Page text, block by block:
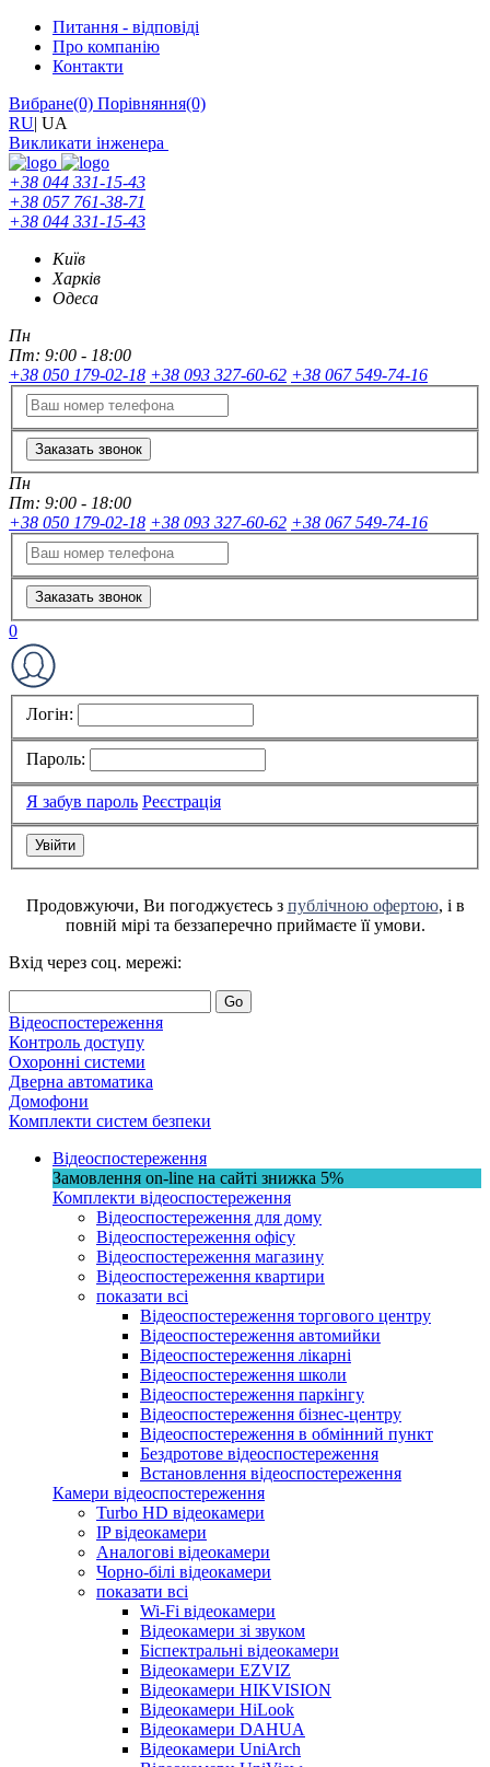
Питання - відповіді
Про компанію
Контакти
Вибране(0) Порівняння(0)
RU| UA
Викликати інженера
+38 044 331-15-43
+38 057 761-38-71
+38 044 331-15-43
Київ
Харків
Одеса
Пн
Пт: 9:00 - 18:00
+38 050 179-02-18 +38 093 327-60-62 +38 067 549-74-16
Заказать звонок
Пн
Пт: 9:00 - 18:00
+38 050 179-02-18 +38 093 327-60-62 +38 067 549-74-16
Заказать звонок
0
Логін:
Пароль:
Я забув пароль Реєстрація
Продовжуючи, Ви погоджуєтесь з публічною офертою, і в
повній мірі та беззаперечно приймаєте її умови.
Вхід через соц. мережі:
Go
Відеоспостереження
Контроль доступу
Охоронні системи
Дверна автоматика
Домофони
Комплекти систем безпеки
Відеоспостереження
Замовлення on-line на сайті знижка 5%
Комплекти відеоспостереження
Відеоспостереження для дому
Відеоспостереження офісу
Відеоспостереження магазину
Відеоспостереження квартири
показати всі
Відеоспостереження торгового центру
Відеоспостереження автомийки
Відеоспостереження лікарні
Відеоспостереження школи
Відеоспостереження паркінгу
Відеоспостереження бізнес-центру
Відеоспостереження в обмінний пункт
Бездротове відеоспостереження
Встановлення відеоспостереження
Камери відеоспостереження
Turbo HD відеокамери
IP відеокамери
Аналогові відеокамери
Чорно-білі відеокамери
показати всі
Wi-Fi відеокамери
Відеокамери зі звуком
Біспектральні відеокамери
Відеокамери EZVIZ
Відеокамери HIKVISION
Відеокамери HiLook
Відеокамери DAHUA
Відеокамери UniArch